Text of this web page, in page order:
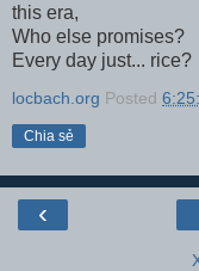
this era,
Who else promises?
Every day just... rice?
locbach.org Posted
Chia sẻ
‹